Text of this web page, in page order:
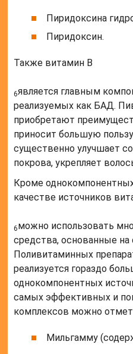
Пиридоксина
Пиридоксин.
Также витамин B
6является главным
реализуемых как БАД.
приобретают
приносит большую
существенно улучшает
покрова, укрепляет
Кроме
качестве источников
6можно использовать
средства, основанные на
Поливитаминных
реализуется гораздо
однокомпонентных
самых эффективных и
комплексов можно
Мильгамму